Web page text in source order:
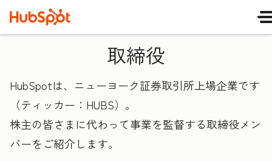
取締役
HubSpotは、ニューヨーク証券取引所上場企業です
（ティッカー：HUBS）。
株主の皆さまに代わって事業を監督する取締役メン
バーをご紹介します。